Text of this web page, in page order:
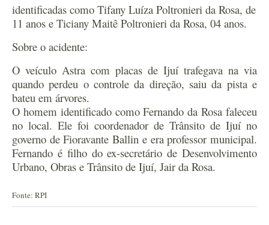
identificadas como Tifany Luíza Poltronieri da Rosa, de
11 anos e Ticiany Maitê Poltronieri da Rosa, 04 anos.
Sobre o acidente:
O veículo Astra com placas de Ijuí trafegava na via
quando perdeu o controle da direção, saiu da pista e
bateu em árvores.
O homem identificado como Fernando da Rosa faleceu
no local. Ele foi coordenador de Trânsito de Ijuí no
governo de Fioravante Ballin e era professor municipal.
Fernando é filho do ex-secretário de Desenvolvimento
Urbano, Obras e Trânsito de Ijuí, Jair da Rosa.
Fonte: RPI